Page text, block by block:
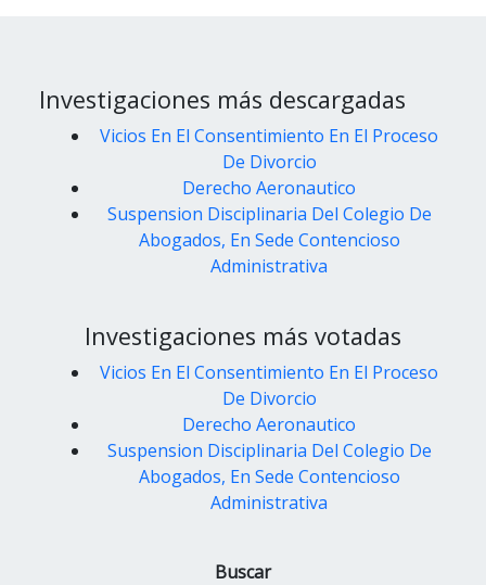
Investigaciones más descargadas
Vicios En El Consentimiento En El Proceso
De Divorcio
Derecho Aeronautico
Suspension Disciplinaria Del Colegio De
Abogados, En Sede Contencioso
Administrativa
Investigaciones más votadas
Vicios En El Consentimiento En El Proceso
De Divorcio
Derecho Aeronautico
Suspension Disciplinaria Del Colegio De
Abogados, En Sede Contencioso
Administrativa
Buscar